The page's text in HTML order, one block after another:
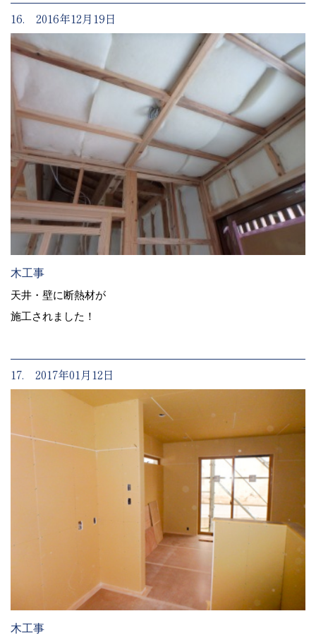
16. 2016年12月19日
木工事
天井・壁に断熱材が
施工されました！
17. 2017年01月12日
木工事